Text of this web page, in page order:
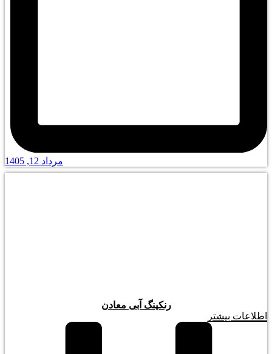
مرداد 12, 1405
رنکینگ آبی معادن
اطلاعات بیشتر